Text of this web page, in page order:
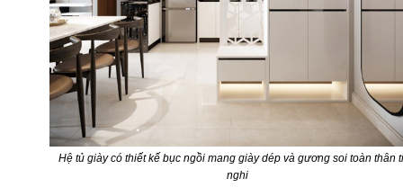
Hệ tủ giày có thiết kế bục ngồi mang giày dép và gương soi toàn thân
nghi